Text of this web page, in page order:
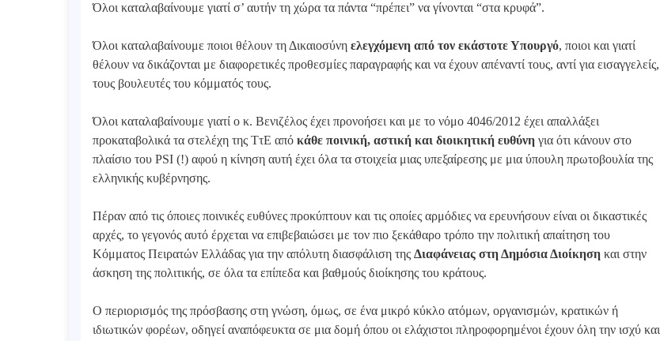
Όλοι καταλαβαίνουμε γιατί σ’ αυτήν τη χώρα τα πάντα “πρέπει” να γίνονται “στα κρυφά”.
Όλοι καταλαβαίνουμε ποιοι θέλουν τη Δικαιοσύνη ελεγχόμενη από τον εκάστοτε Υπουργό, ποιοι και γιατί
θέλουν να δικάζονται με διαφορετικές προθεσμίες παραγραφής και να έχουν απέναντί τους, αντί για εισαγγελείς,
τους βουλευτές του κόμματός τους.
Όλοι καταλαβαίνουμε γιατί ο κ. Βενιζέλος έχει προνοήσει και με το νόμο 4046/2012 έχει απαλλάξει
προκαταβολικά τα στελέχη της ΤτΕ από κάθε ποινική, αστική και διοικητική ευθύνη για ότι κάνουν στο
πλαίσιο του PSI (!) αφού η κίνηση αυτή έχει όλα τα στοιχεία μιας υπεξαίρεσης με μια ύπουλη πρωτοβουλία της
ελληνικής κυβέρνησης.
Πέραν από τις όποιες ποινικές ευθύνες προκύπτουν και τις οποίες αρμόδιες να ερευνήσουν είναι οι δικαστικές
αρχές, το γεγονός αυτό έρχεται να επιβεβαιώσει με τον πιο ξεκάθαρο τρόπο την πολιτική απαίτηση του
Κόμματος Πειρατών Ελλάδας για την απόλυτη διασφάλιση της Διαφάνειας στη Δημόσια Διοίκηση και στην
άσκηση της πολιτικής, σε όλα τα επίπεδα και βαθμούς διοίκησης του κράτους.
Ο περιορισμός της πρόσβασης στη γνώση, όμως, σε ένα μικρό κύκλο ατόμων, οργανισμών, κρατικών ή
ιδιωτικών φορέων, οδηγεί αναπόφευκτα σε μια δομή όπου οι ελάχιστοι πληροφορημένοι έχουν όλη την ισχύ και